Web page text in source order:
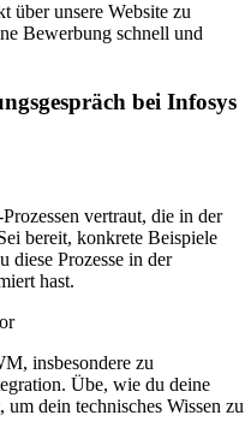
über unsere Website zu
Bewerbung schnell und
bei Infosys
vertraut, die in der
bereit, konkrete Beispiele
diese Prozesse in der
hast.
insbesondere zu
Übe, wie du deine
dein technisches Wissen zu